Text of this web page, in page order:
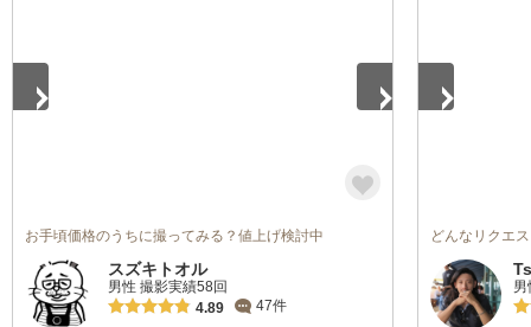
お手頃価格のうちに撮ってみる？値上げ検討中
スズキトオル
男性 撮影実績58回
4.89
47件
どんなリクエ
男